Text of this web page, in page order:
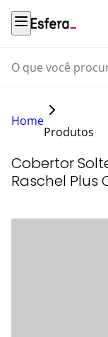
O que você procura?
Home
Produtos
Cobertor
Raschel Plus